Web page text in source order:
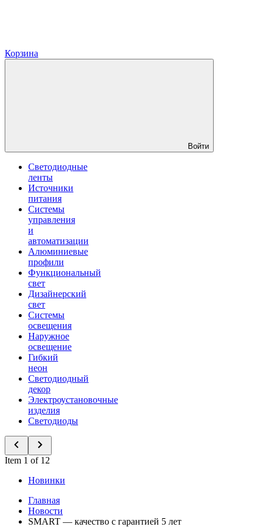
Корзина
Войти
Светодиодные
ленты
Источники
питания
Системы
управления
и
автоматизации
Алюминиевые
профили
Функциональный
свет
Дизайнерский
свет
Системы
освещения
Наружное
освещение
Гибкий
неон
Светодиодный
декор
Электроустановочные
изделия
Светодиоды
Item 1 of 12
Новинки
Главная
Новости
SMART — качество с гарантией 5 лет